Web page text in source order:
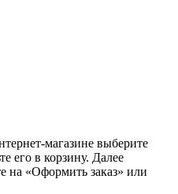
магазине выберите
его в корзину. Далее
на «Оформить заказ» или